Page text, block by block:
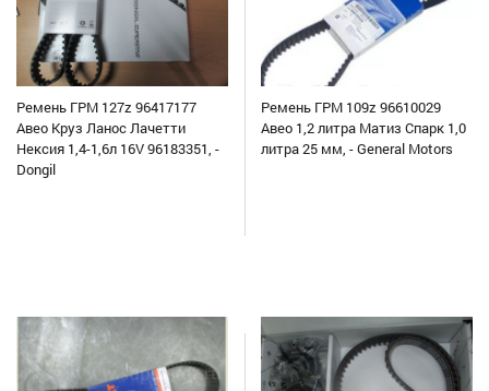
Ремень ГРМ 127z 96417177
Авео Круз Ланос Лачетти
Нексия 1,4-1,6л 16V 96183351, -
Dongil
Ремень ГРМ 109z 96610029
Авео 1,2 литра Матиз Спарк 1,0
литра 25 мм, - General Motors